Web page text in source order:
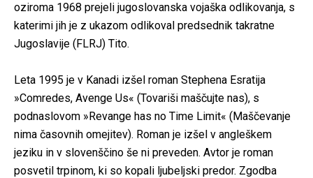
oziroma 1968 prejeli jugoslovanska vojaška odlikovanja, s
katerimi jih je z ukazom odlikoval predsednik takratne
Jugoslavije (FLRJ) Tito.
Leta 1995 je v Kanadi izšel roman Stephena Esratija
»Comredes, Avenge Us« (Tovariši maščujte nas), s
podnaslovom »Revange has no Time Limit« (Maščevanje
nima časovnih omejitev). Roman je izšel v angleškem
jeziku in v slovenščino še ni preveden. Avtor je roman
posvetil trpinom, ki so kopali ljubeljski predor. Zgodba